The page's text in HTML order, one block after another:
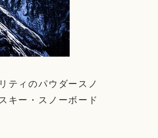
ティのパウダースノ
キー・スノーボード